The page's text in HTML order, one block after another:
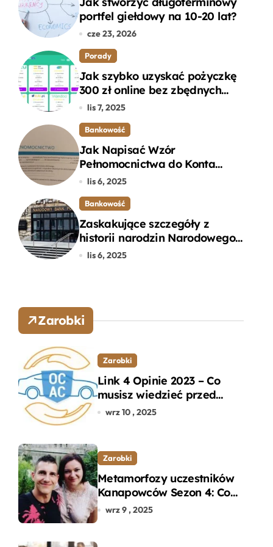
portfel giełdowy na 10-20 lat?
cze 23, 2026
Porady
Jak szybko uzyskać pożyczkę
300 zł online bez zbędnych
formalności?
lis 7, 2025
Bankowość
Jak Napisać Wzór
Pełnomocnictwa do Konta
Bankowego – Praktyczny
lis 6, 2025
Bankowość
Zaskakujące szczegóły z
historii narodzin Narodowego
Banku Polskiego, o których
lis 6, 2025
Zarobki
Zarobki
Link 4 Opinie 2023 – Co
musisz wiedzieć przed
wyborem ubezpieczenia
wrz 10 , 2025
Zarobki
Metamorfozy uczestników
Kanapowców Sezon 4: Co
naprawdę zaskoczyło
wrz 9 , 2025